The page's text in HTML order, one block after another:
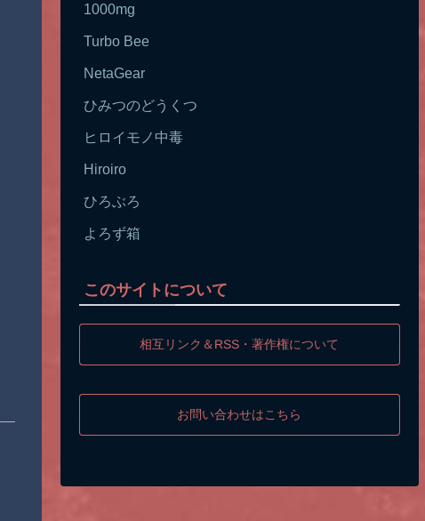
1000mg
Turbo Bee
NetaGear
ひみつのどうくつ
ヒロイモノ中毒
Hiroiro
ひろぶろ
よろず箱
このサイトについて
相互リンク＆RSS・著作権について
お問い合わせはこちら